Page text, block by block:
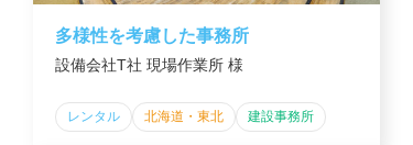
多様性を考慮した事務所
設備会社T社 現場作業所 様
レンタル 北海道・東北 建設事務所